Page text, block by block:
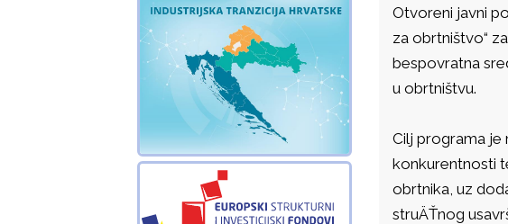
Otvoreni javni
za obrtništvo“
bespovratna
u obrtništvu.
Cilj programa je
konkurentnosti
obrtnika, uz
struÄŤnog